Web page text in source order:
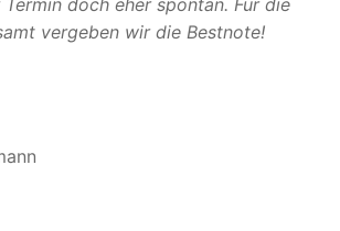
doch eher spontan. Für die
vergeben wir die Bestnote!